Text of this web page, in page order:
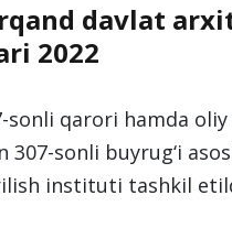
davlat
2022
qarori hamda oliy
sonli buyrug‘i
instituti tashkil